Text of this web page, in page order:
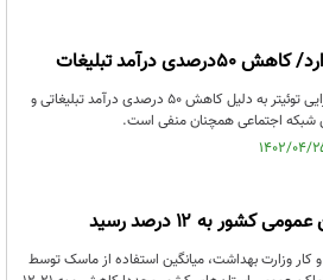
درآمد تبلیغات
به گفته ایلان ماسک مدیر ارشد اجرایی توئیتر به دلیل کاهش ۵۰ درصدی درآمد تبلیغاتی و
شبکه اجتماعی همچنان منفی است.
به ۱۲ درصد رسید
وزارت بهداشت، میانگین استفاده از ماسک توسط